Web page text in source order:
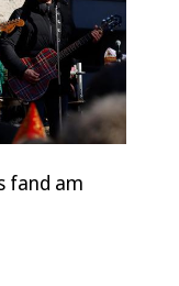
fand am